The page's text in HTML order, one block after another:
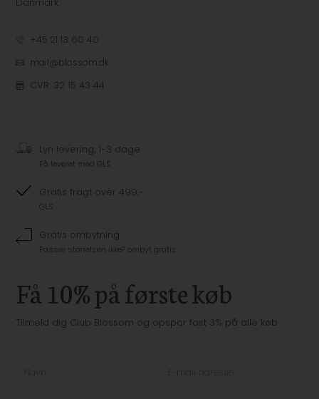
+45 21 13 60 40
mail@blossom.dk
CVR: 32 15 43 44
Lyn levering, 1-3 dage
Få leveret med GLS
Gratis fragt over 499,-
GLS
Gratis ombytning
Passer størrelsen ikke? ombyt gratis
Få 10% på første køb
Tilmeld dig Club Blossom og opspar fast 3% på alle køb